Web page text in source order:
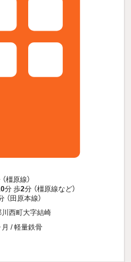
橿原線）
分 歩2分 （橿原線など）
（田原本線）
西町大字結崎
/ 軽量鉄骨